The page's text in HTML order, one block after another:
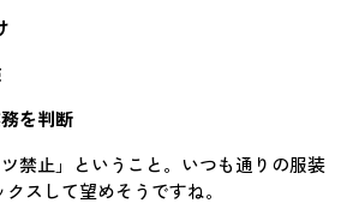
を判断
禁止」ということ。いつも通りの服装
スして望めそうですね。